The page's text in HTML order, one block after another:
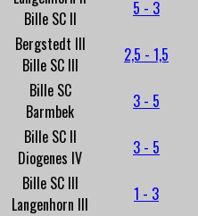
Bille SC II
5 - 3
Bergstedt III
Bille SC III
2,5 - 1,5
Bille SC
Barmbek
3 - 5
Bille SC II
Diogenes IV
3 - 5
Bille SC III
Langenhorn III
1 - 3